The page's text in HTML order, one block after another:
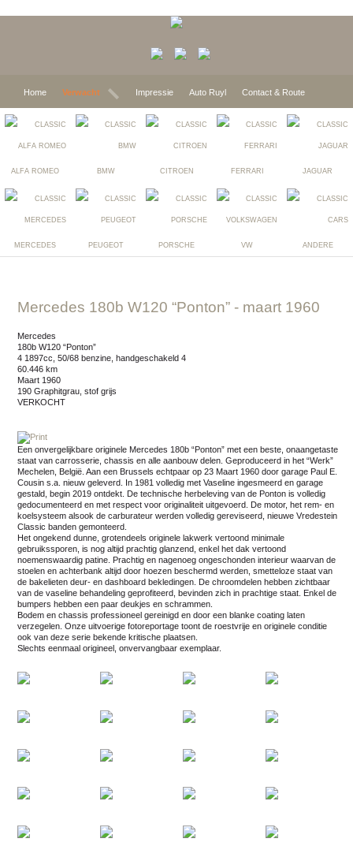
Home Verwacht Impressie Auto Ruyl Contact & Route
ALFA ROMEO BMW CITROEN FERRARI JAGUAR
MERCEDES PEUGEOT PORSCHE VW ANDERE
Mercedes 180b W120 “Ponton” - maart 1960
Mercedes
180b W120 “Ponton”
4 1897cc, 50/68 benzine, handgeschakeld 4
60.446 km
maart 1960
190 Graphitgrau, stof grijs
VERKOCHT
Een onvergelijkbare originele Mercedes 180b “Ponton” met een beste, onaangetaste
staat van carrosserie, chassis en alle aanbouw delen. Geproduceerd in het “Werk”
Mechelen, België. Aan een Brussels echtpaar op 23 Maart 1960 door garage Paul E.
Cousin s.a. nieuw geleverd. In 1981 volledig met Vaseline ingesmeerd en garage
gestald, begin 2019 ontdekt. De technische herbeleving van de Ponton is volledig
gedocumenteerd en met respect voor originaliteit uitgevoerd. De motor, het rem- en
koelsysteem alsook de carburateur werden volledig gereviseerd, nieuwe Vredestein
Classic banden gemonteerd.
Het ongekend dunne, grotendeels originele lakwerk vertoond minimale
gebruikssporen, is nog altijd prachtig glanzend, enkel het dak vertoond
noemenswaardig patine. Prachtig en nagenoeg ongeschonden interieur waarvan de
stoelen en achterbank altijd door hoezen beschermd werden, smetteloze staat van
de bakelieten deur- en dashboard bekledingen. De chroomdelen hebben zichtbaar
van de vaseline behandeling geprofiteerd, bevinden zich in prachtige staat. Enkel de
bumpers hebben een paar deukjes en schrammen.
Bodem en chassis professioneel gereinigd en door een blanke coating laten
verzegelen. Onze uitvoerige fotoreportage toont de roestvrije en originele conditie
ook van deze serie bekende kritische plaatsen.
Slechts eenmaal origineel, onvervangbaar exemplaar.